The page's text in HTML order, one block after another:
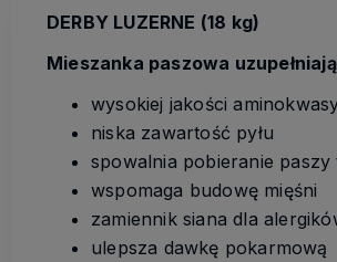
DERBY LUZERNE (18 kg)
Mieszanka paszowa
wysokiej jakości
niska zawartość pyłu
spowalnia pobieranie paszy
wspomaga budowę mięśni
zamiennik siana dla
ulepsza dawkę pokarmową